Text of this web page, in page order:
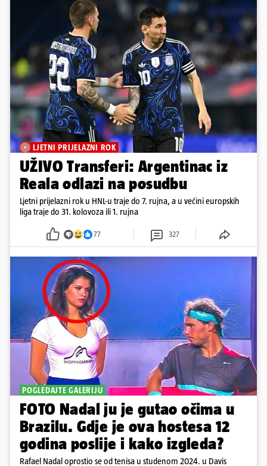
LJETNI PRIJELAZNI ROK
UŽIVO Transferi: Argentinac iz
Reala odlazi na posudbu
Ljetni prijelazni rok u HNL-u traje do 7. rujna, a u većini europskih
liga traje do 31. kolovoza ili 1. rujna
77 327
POGLEDAJTE GALERIJU
FOTO Nadal ju je gutao očima u
Brazilu. Gdje je ova hostesa 12
godina poslije i kako izgleda?
Rafael Nadal oprostio se od tenisa u studenom 2024. u Davis